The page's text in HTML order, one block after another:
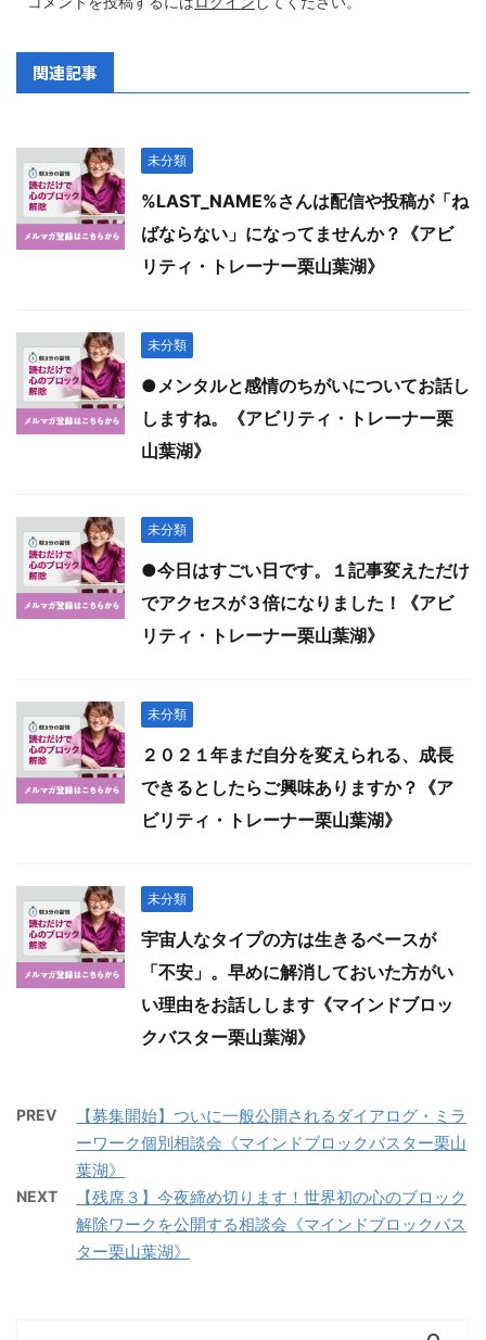
関連記事
未分類
%LAST_NAME%さんは配信や投稿が「ね
ばならない」になってませんか？《アビ
リティ・トレーナー栗山葉湖》
未分類
●メンタルと感情のちがいについてお話し
しますね。《アビリティ・トレーナー栗
山葉湖》
未分類
●今日はすごい日です。１記事変えただけ
でアクセスが３倍になりました！《アビ
リティ・トレーナー栗山葉湖》
未分類
２０２１年まだ自分を変えられる、成長
できるとしたらご興味ありますか？《ア
ビリティ・トレーナー栗山葉湖》
未分類
宇宙人なタイプの方は生きるベースが
「不安」。早めに解消しておいた方がい
い理由をお話しします《マインドブロッ
クバスター栗山葉湖》
PREV
【募集開始】ついに一般公開されるダイアログ・ミラ
ーワーク個別相談会《マインドブロックバスター栗山
葉湖》
NEXT
【残席３】今夜締め切ります！世界初の心のブロック
解除ワークを公開する相談会《マインドブロックバス
ター栗山葉湖》